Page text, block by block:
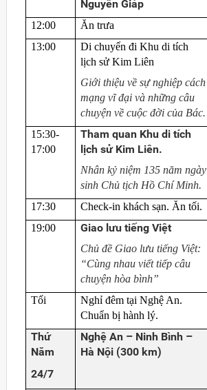
Nguyên Giáp
12:00
Ăn trưa
13:00
Di chuyển đi Khu di tích
lịch sử Kim Liên
Giới thiệu về sự nghiệp cách
mạng vĩ đại và những câu
chuyện về cuộc đời của Bác.
15:30-
17:00
Tham quan Khu di tích
lịch sử Kim Liên.
Nhân kỷ niệm 135 năm ngày
sinh Chủ tịch Hồ Chí Minh.
17:30
Check-in khách sạn. Ăn tối.
19:00
Giao lưu tiếng Việt
Chủ đề Giao lưu tiếng Việt:
“Cùng nhau viết tiếp câu
chuyện hòa bình”
Tối
Nghỉ đêm tại Nghệ An.
Chuẩn bị hành lý.
Thứ
Năm
24/7
Nghệ An – Ninh Bình –
Hà Nội (300 km)